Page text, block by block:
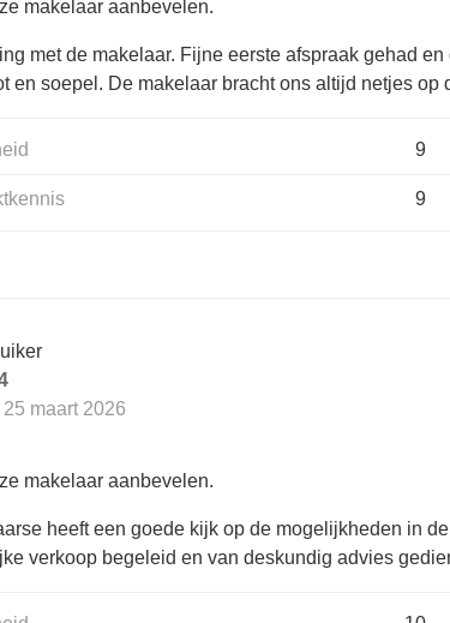
makelaar aanbevelen.
met de makelaar. Fijne eerste afspraak gehad
en soepel. De makelaar bracht ons altijd netjes
9
9
25 maart 2026
makelaar aanbevelen.
heeft een goede kijk op de mogelijkheden in
verkoop begeleid en van deskundig advies